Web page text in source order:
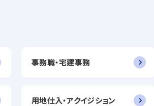
事務職・宅建事務
用地仕入・アクイジション